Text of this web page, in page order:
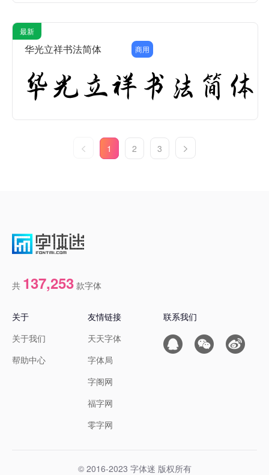
最新
华光立祥书法简体 商用
1 2 3
共 137,253 款字体
关于
关于我们
帮助中心
友情链接
天天字体
字体局
字阁网
福字网
零字网
联系我们
© 2016-2023 字体迷 版权所有